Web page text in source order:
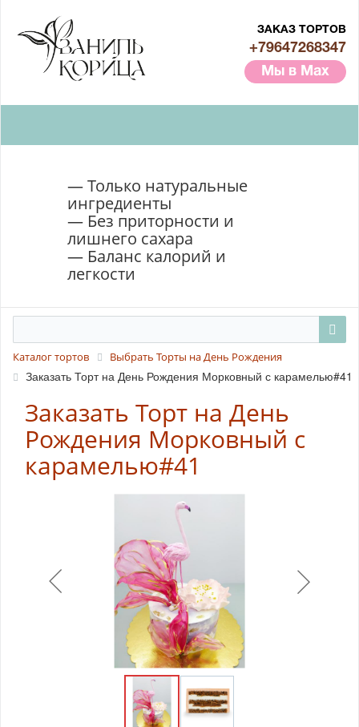
ЗАКАЗ ТОРТОВ
+79647268347
Мы в Max
— Только натуральные
ингредиенты
— Без приторности и
лишнего сахара
— Баланс калорий и
легкости
Каталог тортов Выбрать Торты на День Рождения
Заказать Торт на День Рождения Морковный с карамелью#41
Заказать Торт на День
Рождения Морковный с
карамелью#41